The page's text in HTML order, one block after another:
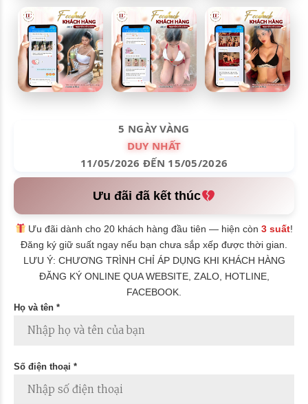
5 NGÀY VÀNG
DUY NHẤT
11/05/2026 ĐẾN 15/05/2026
Ưu đãi đã kết thúc
Ưu đãi dành cho 20 khách hàng đầu tiên — hiện còn3 suất!
Đăng ký giữ suất ngay nếu bạn chưa sắp xếp được thời gian.
LƯU Ý: CHƯƠNG TRÌNH CHỈ ÁP DỤNG KHI KHÁCH HÀNG
ĐĂNG KÝ ONLINE QUA WEBSITE, ZALO, HOTLINE,
FACEBOOK.
Họ và tên *
Số điện thoại *